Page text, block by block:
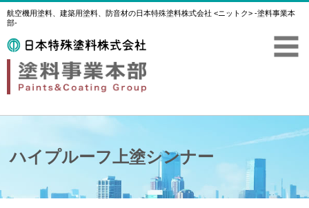
航空機用塗料、建築用塗料、防音材の日本特殊塗料株式会社 <ニットク> -塗料事業本
部-
ハイプルーフ上塗シンナー